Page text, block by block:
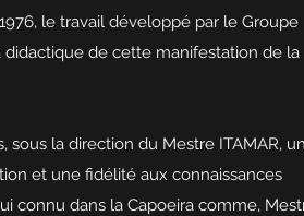
le travail développé par le Groupe
de cette manifestation de la
sous la direction du Mestre ITAMAR, un
et une fidélité aux connaissances
connu dans la Capoeira comme,